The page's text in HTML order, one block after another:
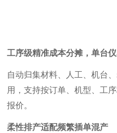
工序级精准成本分摊，单台
自动归集材料、人工、机台
用，支持按订单、机型、工
报价。
柔性排产适配频繁插单混产